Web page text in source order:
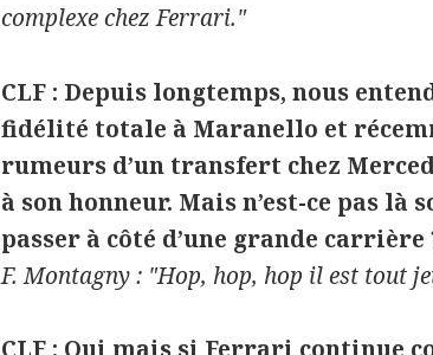
complexe chez Ferrari."
CLF : Depuis longtemps, nous
fidélité totale à Maranello et
rumeurs d’un transfert chez
à son honneur. Mais n’est-ce pas là
passer à côté d’une grande carrière
F. Montagny : "Hop, hop, hop il est tout
CLF : Oui mais si Ferrari continue